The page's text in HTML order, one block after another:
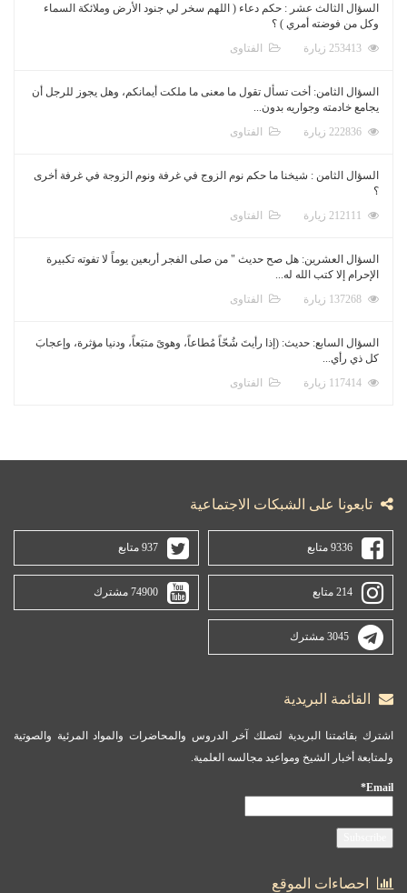
السؤال الثالث عشر : حكم دعاء ( اللهم سخر لي جنود الأرض وملائكة السماء
وكل من فوضته أمري ) ؟
الفتاوى
السؤال الثامن: أخت تسأل تقول ما معنى ما ملكت أيمانكم، وهل يجوز للرجل أن
يجامع خادمته وجواريه بدون...
الفتاوى
السؤال الثامن : شيخنا ما حكم نوم الزوج في غرفة ونوم الزوجة في غرفة أخرى
؟
الفتاوى
السؤال العشرين: هل صح حديث " من صلى الفجر أربعين يوماً لا تفوته تكبيرة
الإحرام إلا كتب الله له...
الفتاوى
السؤال السابع: حديث: (إذا رأيتَ شُحّاً مُطاعاً، وهوىً متبَعاً، ودنيا مؤثرة، وإعجابَ
كل ذي رأي...
الفتاوى
تابعونا على الشبكات الاجتماعية
9336 متابع 937 متابع
214 متابع 74900 مشترك
3045 مشترك
القائمة البريدية
اشترك بقائمتنا البريدية لتصلك آخر الدروس والمحاضرات والمواد المرئية والصوتية
ولمتابعة أخبار الشيخ ومواعيد مجالسه العلمية.
Email*
احصاءات الموقع